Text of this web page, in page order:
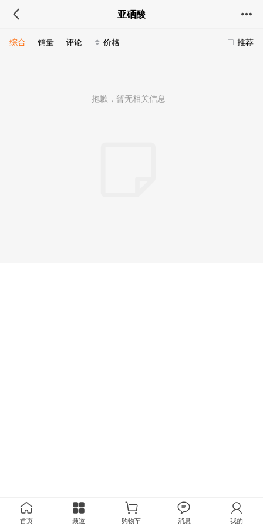
亚硒酸
推荐
综合 销量 评论 价格
抱歉，暂无相关信息
首页 频道 购物车 消息 我的